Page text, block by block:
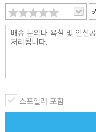
험했다. 큐비즘 예술가는 자
을 깨달았다.” 즉 큐비즘을
설명할 수 없고, 그저 자연
식적 범주가 아니라 몇몇
아직 만나지 못한 것에 대한
글은 강경하고 비판적이지
십세기 초 ‘예술을 앓는’ 도
스포일러 포함